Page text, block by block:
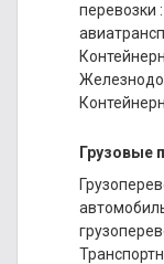
перевозки :
Грузовые